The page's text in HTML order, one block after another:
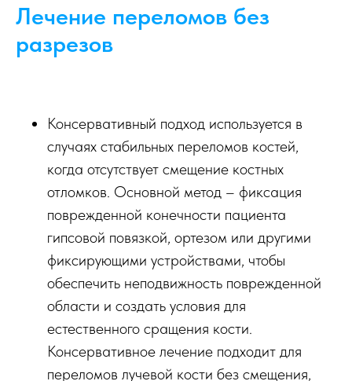
Лечение переломов без
разрезов
Консервативный подход используется в
случаях стабильных переломов костей,
когда отсутствует смещение костных
отломков. Основной метод – фиксация
поврежденной конечности пациента
гипсовой повязкой, ортезом или другими
фиксирующими устройствами, чтобы
обеспечить неподвижность поврежденной
области и создать условия для
естественного сращения кости.
Консервативное лечение подходит для
переломов лучевой кости без смещения,